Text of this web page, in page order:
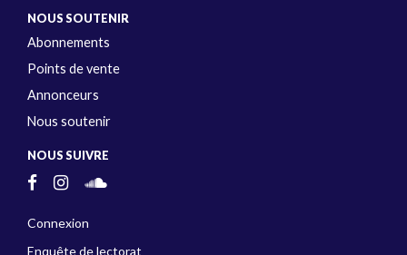
NOUS SOUTENIR
Abonnements
Points de vente
Annonceurs
Nous soutenir
NOUS SUIVRE
Connexion
Enquête de lectorat